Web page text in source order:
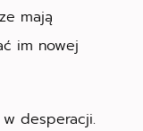
mają
im nowej
desperacji.